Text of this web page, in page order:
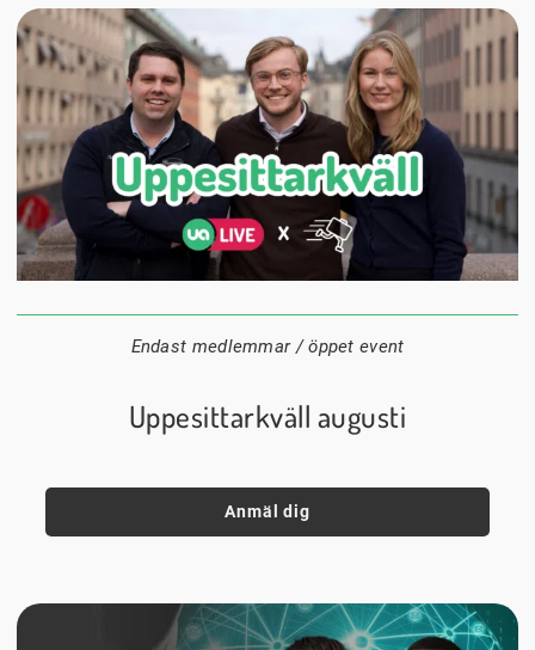
24 augusti
20:00
Endast medlemmar / öppet event
Uppesittarkväll augusti
Anmäl dig